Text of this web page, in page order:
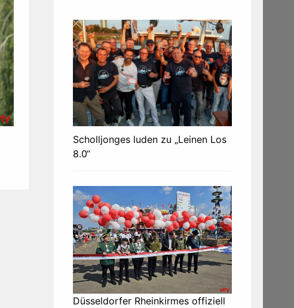
Scholljonges luden zu „Leinen Los
8.0“
Düsseldorfer Rheinkirmes offiziell